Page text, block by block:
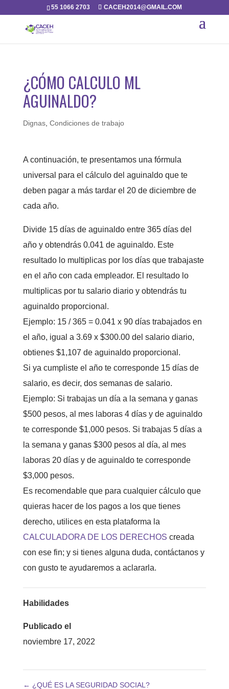
55 1066 2703 CACEH2014@GMAIL.COM
¿CÓMO CALCULO ML
AGUINALDO?
Dignas, Condiciones de trabajo
A continuación, te presentamos una fórmula
universal para el cálculo del aguinaldo que te
deben pagar a más tardar el 20 de diciembre de
cada año.
Divide 15 días de aguinaldo entre 365 días del
año y obtendrás 0.041 de aguinaldo. Este
resultado lo multiplicas por los días que trabajaste
en el año con cada empleador. El resultado lo
multiplicas por tu salario diario y obtendrás tu
aguinaldo proporcional.
Ejemplo: 15 / 365 = 0.041 x 90 días trabajados en
el año, igual a 3.69 x $300.00 del salario diario,
obtienes $1,107 de aguinaldo proporcional.
Si ya cumpliste el año te corresponde 15 días de
salario, es decir, dos semanas de salario.
Ejemplo: Si trabajas un día a la semana y ganas
$500 pesos, al mes laboras 4 días y de aguinaldo
te corresponde $1,000 pesos. Si trabajas 5 días a
la semana y ganas $300 pesos al día, al mes
laboras 20 días y de aguinaldo te corresponde
$3,000 pesos.
Es recomendable que para cualquier cálculo que
quieras hacer de los pagos a los que tienes
derecho, utilices en esta plataforma la
CALCULADORA DE LOS DERECHOS creada
con ese fin; y si tienes alguna duda, contáctanos y
con gusto te ayudaremos a aclararla.
Habilidades
Publicado el
noviembre 17, 2022
← ¿QUÉ ES LA SEGURIDAD SOCIAL?